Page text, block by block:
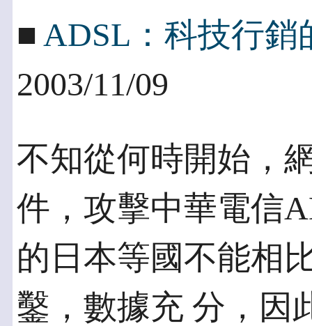
■ ADSL：科技行銷
2003/11/09
不知從何時開始，
件，攻擊中華電信
的日本等國不能相
鑿，數據充 分，因